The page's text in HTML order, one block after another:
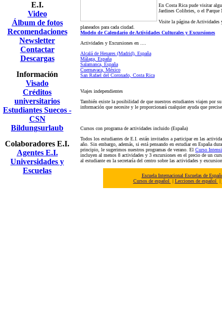
E.I.
Video
Álbum de fotos
Recomendaciones
Newsletter
Contactar
Descargas
Información
Visado
Créditos
universitarios
Estudiantes Suecos -
CSN
Bildungsurlaub
Colaboradores E.I.
Agentes E.I.
Universidades y
Escuelas
En Costa Rica pude visitar
Jardines Colibries, o el Parque
Visite la página de Actividades
planeados para cada ciudad.
Modelo de Calendario de Actividades Culturales y Excursiones
Actividades y Excursiones en ....
Alcalá de Henares (Madrid), España
Málaga, España
Salamanca, España
Cuernavaca, México
San Rafael del Coronado, Costa Rica
Viajes independientes
También existe la posibilidad de que nuestros estudiantes viajen por
información que necesite y le proporcionará cualquier ayuda que
Cursos con programa de actividades incluido (España)
Todos los estudiantes de E.I. están invitados a participar en las
año. Sin embargo, además, si está pensando en estudiar en España
principio, le sugerimos nuestros programas de verano. El Curso
incluyen al menos 8 actividades y 3 excursiones en el precio de un
al estudiante en la secretaría del centro sobre las actividades y
Escuela Internacional Escuelas de
Cursos de español
| Lecciones de español |